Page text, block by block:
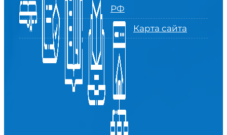
РФ
Карта сайта